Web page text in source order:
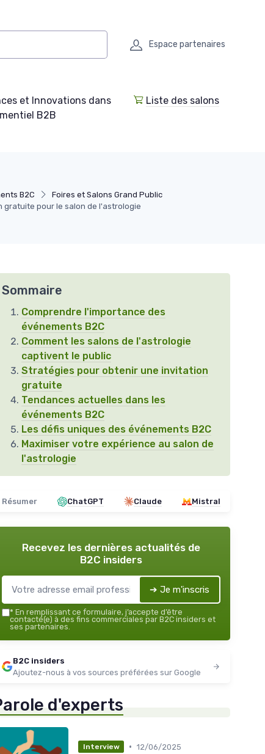
Espace partenaires
et Innovations dans
B2B
Liste des salons
B2C
Foires et Salons Grand Public
pour le salon de l'astrologie
Sommaire
Comprendre l'importance des
événements B2C
Comment les salons de l'astrologie
captivent le public
Stratégies pour obtenir une invitation
gratuite
Tendances actuelles dans les
événements B2C
Les défis uniques des événements B2C
Maximiser votre expérience au salon de
l'astrologie
Résumer ChatGPT Claude Mistral
Recevez les dernières actualités de
B2C insiders
➔ Je m'inscris
* En remplissant ce formulaire, j’accepte d’être
contacté(e) à des fins commerciales par B2C insiders et
ses partenaires.
B2C insiders
Ajoutez-nous à vos sources préférées sur Google
d'experts
Interview • 12/06/2025